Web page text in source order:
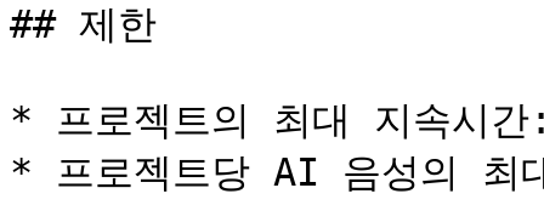
## 제한
* 프로젝트의 최대 지속시
* 프로젝트당 AI 음성의 최